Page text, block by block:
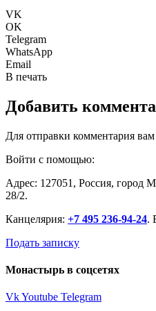
VK
OK
Telegram
WhatsApp
Email
В печать
Добавить
Для отправки комментария
Войти с помощью:
Адрес: 127051, Россия, город
28/2.
Канцелярия: +7 495 236-94-24.
Подать записку
Монастырь в соцсетях
VkYoutube Telegram